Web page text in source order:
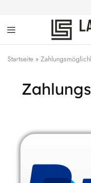
labelstore24
dein
Schlüsselband
Wunschtext
ab
1
Werbung
Erfahrung
Startseite »